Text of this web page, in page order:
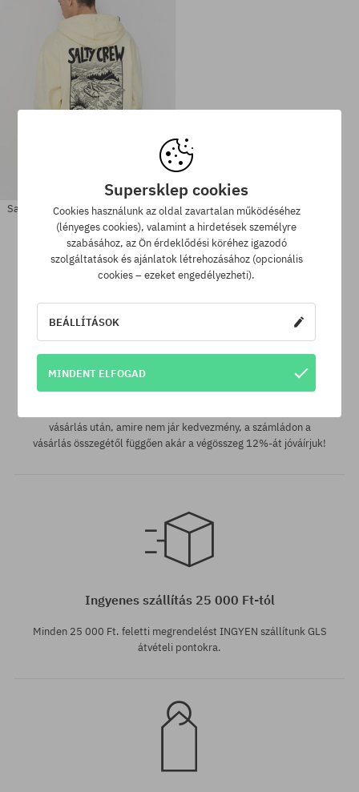
Elérhető méretek:
Salty Crew River Rats HD Kapucnis
pulóver
31060 Ft20070 Ft
SuperClub hűségprogram
vásárlás után, amire nem jár kedvezmény, a számládon a
vásárlás összegétől függően akár a végösszeg 12%-át jóváírjuk!
Ingyenes szállítás 25 000 Ft-tól
Minden 25 000 Ft. feletti megrendelést INGYEN szállítunk GLS
átvételi pontokra.
Supersklep cookies
Cookies használunk az oldal zavartalan működéséhez
(lényeges cookies), valamint a hirdetések személyre
szabásához, az Ön érdeklődési köréhez igazodó
szolgáltatások és ajánlatok létrehozásához (opcionális
cookies – ezeket engedélyezheti).
BEÁLLÍTÁSOK
MINDENT ELFOGAD